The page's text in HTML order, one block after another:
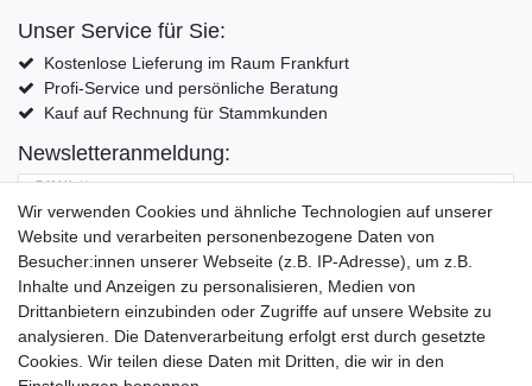
Unser Service für Sie:
Kostenlose Lieferung im Raum Frankfurt
Profi-Service und persönliche Beratung
Kauf auf Rechnung für Stammkunden
Newsletteranmeldung:
E-MAIL **
Hiermit bestätige ich, dass ich die Daten­schutz­erklärung
Einwilligung kann ich jederzeit widerrufen.**
Abonnieren
** Hierbei handelt es sich um ein Pflichtfeld.
Wir verwenden Cookies und ähnliche Technologien auf unserer
Website und verarbeiten personenbezogene Daten von
Besucher:innen unserer Webseite (z.B. IP-Adresse), um z.B.
Inhalte und Anzeigen zu personalisieren, Medien von
Drittanbietern einzubinden oder Zugriffe auf unsere Website zu
analysieren. Die Datenverarbeitung erfolgt erst durch gesetzte
Cookies. Wir teilen diese Daten mit Dritten, die wir in den